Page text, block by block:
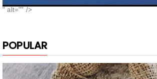
" alt="" />
POPULAR